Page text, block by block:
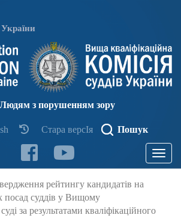
Людям з порушенням зору
Стара версІя Пошук
Toggle
рейтингу кандидатів на
посад суддів у Вищому
за результатами кваліфікаційного